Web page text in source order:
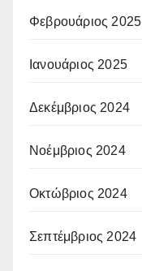
Φεβρουάριος 2025
Ιανουάριος 2025
Δεκέμβριος 2024
Νοέμβριος 2024
Οκτώβριος 2024
Σεπτέμβριος 2024